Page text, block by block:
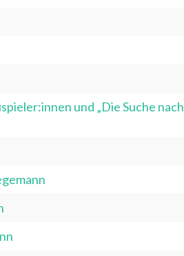
und „Die Suche nach